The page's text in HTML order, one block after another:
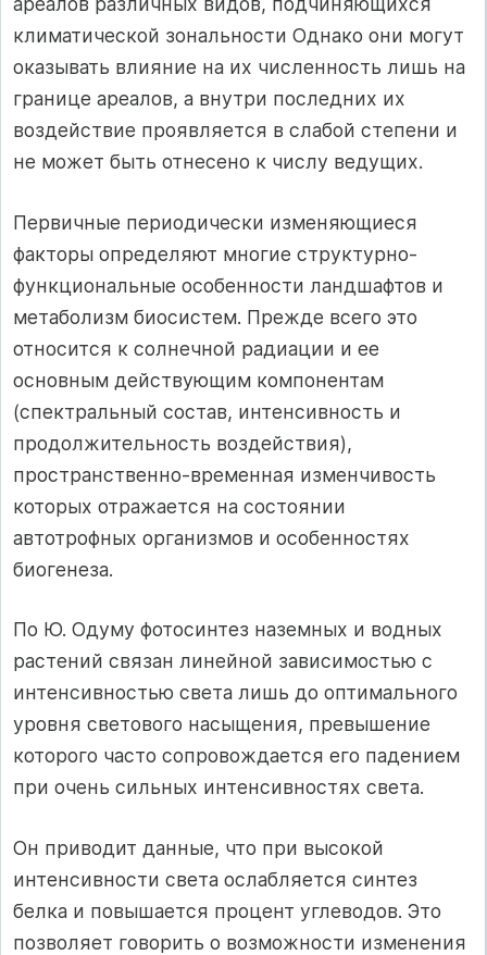
климатической зональности Однако они могут
оказывать влияние на их численность лишь на
границе ареалов, а внутри последних их
воздействие проявляется в слабой степени и
не может быть отнесено к числу ведущих.
Первичные периодически изменяющиеся
факторы определяют многие структурно-
функциональные особенности ландшафтов и
метаболизм биосистем. Прежде всего это
относится к солнечной радиации и ее
основным действующим компонентам
(спектральный состав, интенсивность и
продолжительность воздействия),
пространственно-временная изменчивость
которых отражается на состоянии
автотрофных организмов и особенностях
биогенеза.
По Ю. Одуму фотосинтез наземных и водных
растений связан линейной зависимостью с
интенсивностью света лишь до оптимального
уровня светового насыщения, превышение
которого часто сопровождается его падением
при очень сильных интенсивностях света.
Он приводит данные, что при высокой
интенсивности света ослабляется синтез
белка и повышается процент углеводов. Это
позволяет говорить о возможности изменения